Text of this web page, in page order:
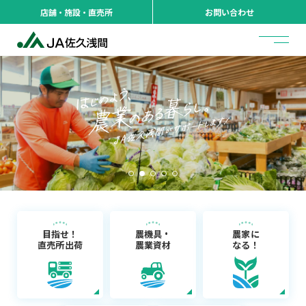
店舗・施設・直売所 お問い合わせ
目指せ！
直売所出荷
農機具・
農業資材
農家に
なる！